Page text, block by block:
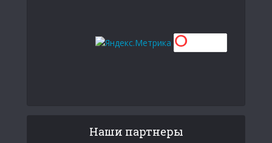
Наши партнеры